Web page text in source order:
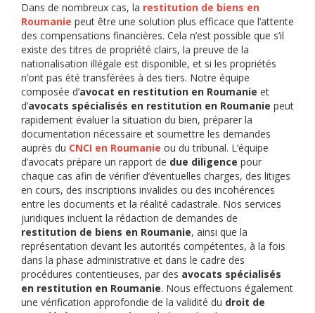
Dans de nombreux cas, la restitution de biens en
Roumanie peut être une solution plus efficace que l’attente
des compensations financières. Cela n’est possible que s’il
existe des titres de propriété clairs, la preuve de la
nationalisation illégale est disponible, et si les propriétés
n’ont pas été transférées à des tiers. Notre équipe
composée d’avocat en restitution en Roumanie et
d’avocats spécialisés en restitution en Roumanie peut
rapidement évaluer la situation du bien, préparer la
documentation nécessaire et soumettre les demandes
auprès du CNCI en Roumanie ou du tribunal. L’équipe
d’avocats prépare un rapport de due diligence pour
chaque cas afin de vérifier d’éventuelles charges, des litiges
en cours, des inscriptions invalides ou des incohérences
entre les documents et la réalité cadastrale. Nos services
juridiques incluent la rédaction de demandes de
restitution de biens en Roumanie, ainsi que la
représentation devant les autorités compétentes, à la fois
dans la phase administrative et dans le cadre des
procédures contentieuses, par des avocats spécialisés
en restitution en Roumanie. Nous effectuons également
une vérification approfondie de la validité du droit de